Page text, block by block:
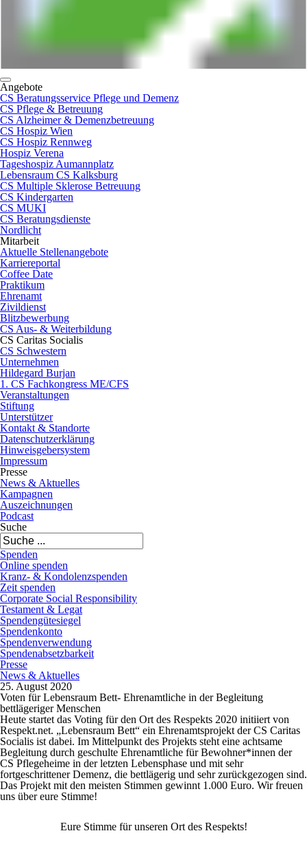
Angebote
CS Beratungsservice Pflege und Demenz
CS Pflege & Betreuung
CS Alzheimer & Demenzbetreuung
CS Hospiz Wien
CS Hospiz Rennweg
Hospiz Verena
Tageshospiz Aumannplatz
Lebensraum CS Kalksburg
CS Multiple Sklerose Betreuung
CS Kindergarten
CS MUKI
CS Beratungsdienste
Nordlicht
Mitarbeit
Aktuelle Stellenangebote
Karriereportal
Coffee Date
Praktikum
Ehrenamt
Zivildienst
Blitzbewerbung
CS Aus- & Weiterbildung
CS Caritas Socialis
CS Schwestern
Unternehmen
Hildegard Burjan
1. CS Fachkongress ME/CFS
Veranstaltungen
Stiftung
Unterstützer
Kontakt & Standorte
Datenschutzerklärung
Hinweisgebersystem
Impressum
Presse
News & Aktuelles
Kampagnen
Auszeichnungen
Podcast
Suche
Spenden
Online spenden
Kranz- & Kondolenzspenden
Zeit spenden
Corporate Social Responsibility
Testament & Legat
Spendengütesiegel
Spendenkonto
Spendenverwendung
Spendenabsetzbarkeit
Presse
News & Aktuelles
25. August 2020
Voten für Lebensraum Bett- Ehrenamtliche in der Begleitung
bettlägeriger Menschen
Heute startet das Voting für den Ort des Respekts 2020 initiiert von
Respekt.net. „Lebensraum Bett“ ein Ehrenamtsprojekt der CS Caritas
Socialis ist dabei. Im Mittelpunkt des Projekts steht eine achtsame
Begleitung durch geschulte Ehrenamtliche für Bewohner*innen der
CS Pflegeheime in der letzten Lebensphase und mit sehr
fortgeschrittener Demenz, die bettlägerig und sehr zurückgezogen sind.
Das Projekt mit den meisten Stimmen gewinnt 1.000 Euro. Wir freuen
uns über eure Stimme!
Eure Stimme für unseren Ort des Respekts!